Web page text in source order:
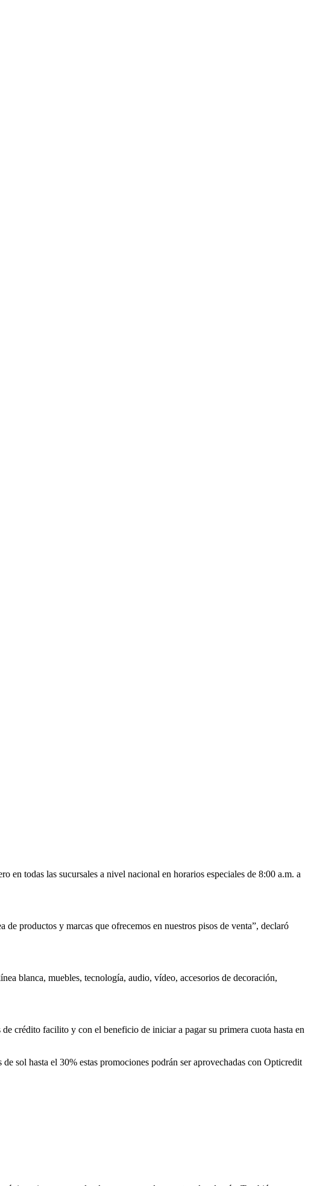
en todas las sucursales a nivel nacional en horarios especiales de 8:00 a.m. a
productos y marcas que ofrecemos en nuestros pisos de venta”, declaró
blanca, muebles, tecnología, audio, vídeo, accesorios de decoración,
crédito facilito y con el beneficio de iniciar a pagar su primera cuota hasta en
sol hasta el 30% estas promociones podrán ser aprovechadas con Opticredit